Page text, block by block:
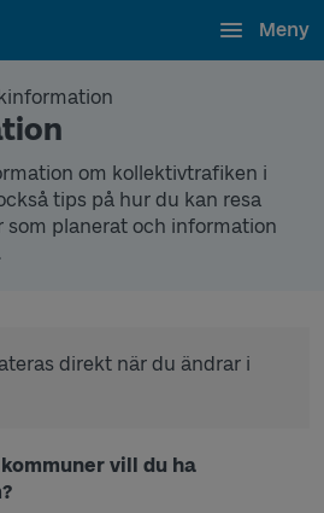
Meny
om kollektivtrafiken i
tips på hur du kan resa
som planerat och information
direkt när du ändrar i
vill du ha